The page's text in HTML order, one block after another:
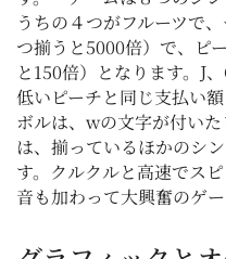
うちの４つがフルーツで
つ揃うと5000倍）で、ピ
と150倍）となります。J
低いピーチと同じ支払い
ボルは、wの文字が付い
は、揃っているほかのシ
す。クルクルと高速でス
音も加わって大興奮のゲ